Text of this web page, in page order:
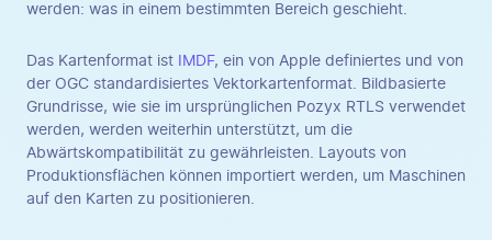
werden: was in einem bestimmten Bereich geschieht.
Das Kartenformat ist IMDF, ein von Apple definiertes und von
der OGC standardisiertes Vektorkartenformat. Bildbasierte
Grundrisse, wie sie im ursprünglichen Pozyx RTLS verwendet
werden, werden weiterhin unterstützt, um die
Abwärtskompatibilität zu gewährleisten. Layouts von
Produktionsflächen können importiert werden, um Maschinen
auf den Karten zu positionieren.